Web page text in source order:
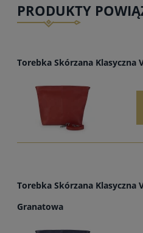
PRODUKTY
Torebka Skórzana Klasyczna
Torebka Skórzana Klasyczna
Granatowa